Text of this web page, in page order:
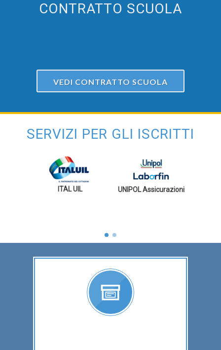
CONTRATTO SCUOLA
VEDI CONTRATTO SCUOLA
SERVIZI PER GLI ISCRITTI
ITAL UIL
UNIPOL Assicurazioni